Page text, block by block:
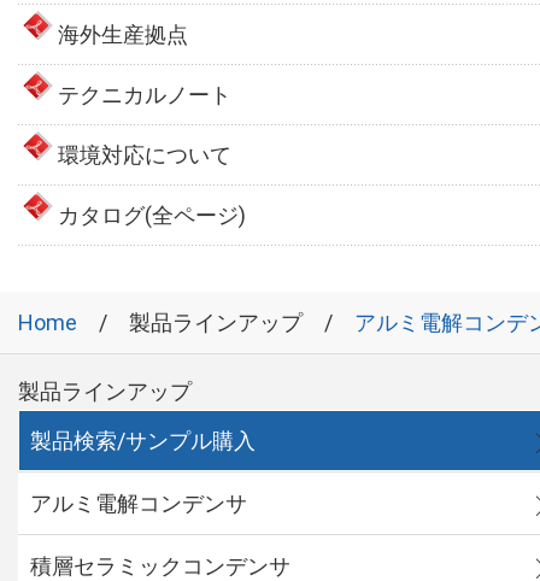
海外生産拠点
テクニカルノート
環境対応について
カタログ(全ページ)
Home 製品ラインアップ アルミ電解コンデ
製品ラインアップ
製品検索/サンプル購入
アルミ電解コンデンサ
積層セラミックコンデンサ